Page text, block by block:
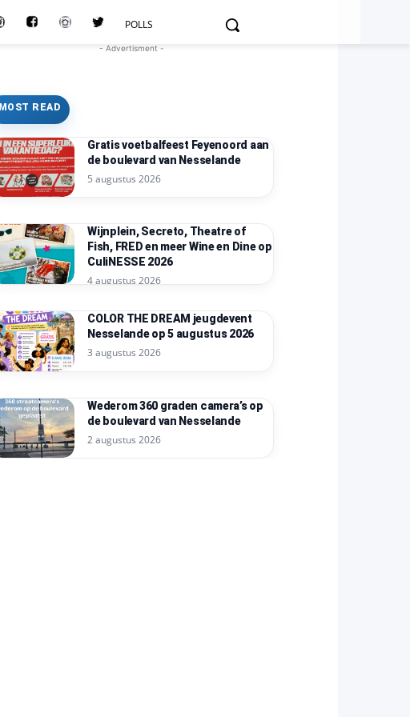
POLLS
- Advertisment -
MOST READ
Gratis voetbalfeest Feyenoord aan
de boulevard van Nesselande
5 augustus 2026
Wijnplein, Secreto, Theatre of
Fish, FRED en meer Wine en Dine op
CuliNESSE 2026
4 augustus 2026
COLOR THE DREAM jeugdevent
Nesselande op 5 augustus 2026
3 augustus 2026
Wederom 360 graden camera’s op
de boulevard van Nesselande
2 augustus 2026